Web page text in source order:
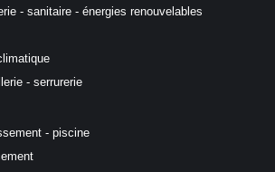
- sanitaire - énergies renouvelables
- serrurerie
- piscine